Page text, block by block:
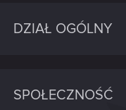
DZIAŁ OGÓLNY
SPOŁECZNOŚĆ